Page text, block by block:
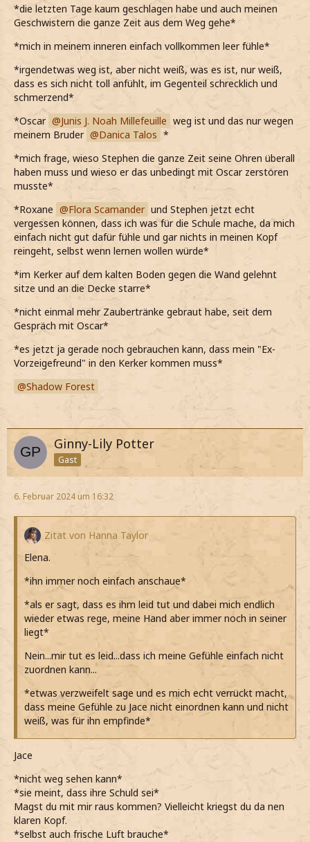
*die letzten Tage kaum geschlagen habe und auch meinen
Geschwistern die ganze Zeit aus dem Weg gehe*
*mich in meinem inneren einfach vollkommen leer fühle*
*irgendetwas weg ist, aber nicht weiß, was es ist, nur weiß,
dass es sich nicht toll anfühlt, im Gegenteil schrecklich und
schmerzend*
*Oscar
Junis J. Noah Millefeuille weg ist und das nur wegen
meinem Bruder
Danica Talos *
*mich frage, wieso Stephen die ganze Zeit seine Ohren überall
haben muss und wieso er das unbedingt mit Oscar zerstören
musste*
*Roxane
Flora Scamander und Stephen jetzt echt
vergessen können, dass ich was für die Schule mache, da mich
einfach nicht gut dafür fühle und gar nichts in meinen Kopf
reingeht, selbst wenn lernen wollen würde*
*im Kerker auf dem kalten Boden gegen die Wand gelehnt
sitze und an die Decke starre*
*nicht einmal mehr Zaubertränke gebraut habe, seit dem
Gespräch mit Oscar*
*es jetzt ja gerade noch gebrauchen kann, dass mein "Ex-
Vorzeigefreund" in den Kerker kommen muss*
Shadow Forest
Ginny-Lily Potter
Gast
6. Februar 2024 um 16:32
Zitat von Hanna Taylor
Elena.
*ihn immer noch einfach anschaue*
*als er sagt, dass es ihm leid tut und dabei mich endlich
wieder etwas rege, meine Hand aber immer noch in seiner
liegt*
Nein...mir tut es leid...dass ich meine Gefühle einfach nicht
zuordnen kann...
*etwas verzweifelt sage und es mich echt verrückt macht,
dass meine Gefühle zu Jace nicht einordnen kann und nicht
weiß, was für ihn empfinde*
Jace
*nicht weg sehen kann*
*sie meint, dass ihre Schuld sei*
Magst du mit mir raus kommen? Vielleicht kriegst du da nen
klaren Kopf.
*selbst auch frische Luft brauche*